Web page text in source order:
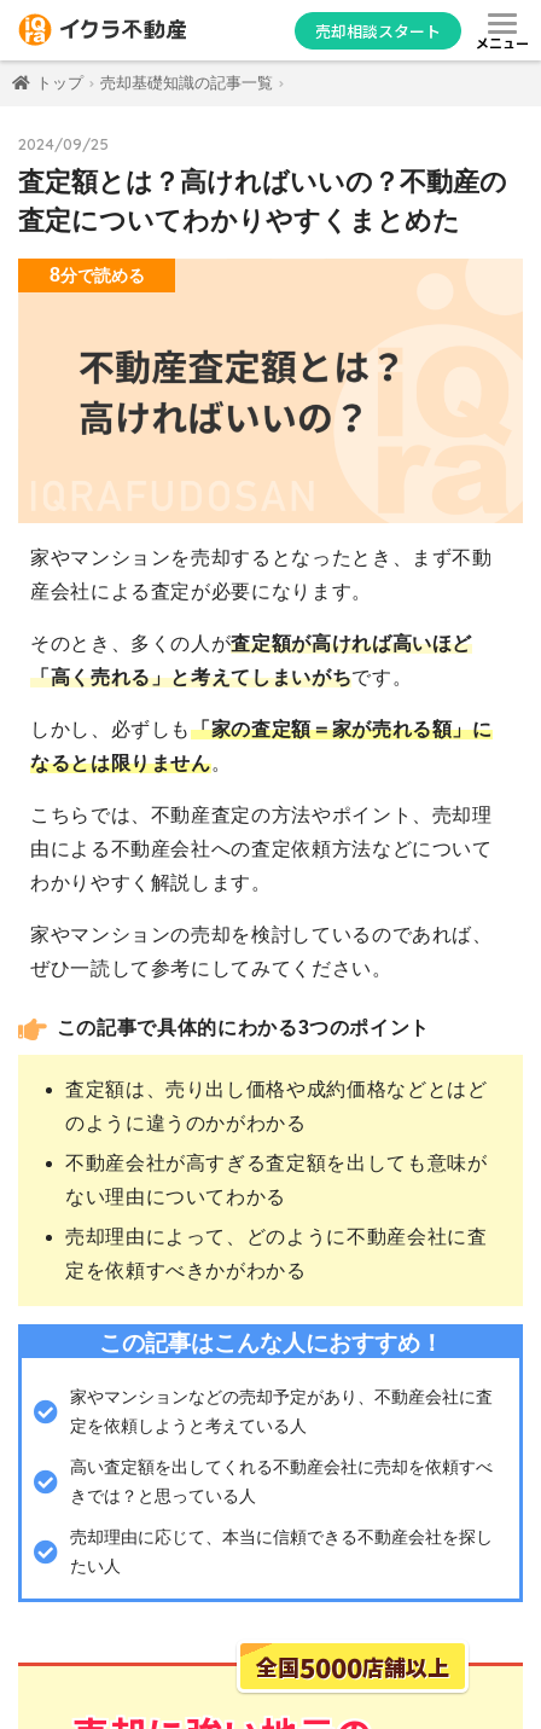
売却相談スタート
メニュー
トップ 売却基礎知識の記事一覧
2024/09/25
査定額とは？高ければいいの？不動産の
査定についてわかりやすくまとめた
8分で読める
家やマンションを売却するとなったとき、まず不動
産会社による査定が必要になります。
そのとき、多くの人が査定額が高ければ高いほど
「高く売れる」と考えてしまいがちです。
しかし、必ずしも「家の査定額＝家が売れる額」に
なるとは限りません。
こちらでは、不動産査定の方法やポイント、売却理
由による不動産会社への査定依頼方法などについて
わかりやすく解説します。
家やマンションの売却を検討しているのであれば、
ぜひ一読して参考にしてみてください。
この記事で具体的にわかる3つのポイント
査定額は、売り出し価格や成約価格などとはど
のように違うのかがわかる
不動産会社が高すぎる査定額を出しても意味が
ない理由についてわかる
売却理由によって、どのように不動産会社に査
定を依頼すべきかがわかる
この記事はこんな人におすすめ！
家やマンションなどの売却予定があり、不動産会社に査
定を依頼しようと考えている人
高い査定額を出してくれる不動産会社に売却を依頼すべ
きでは？と思っている人
売却理由に応じて、本当に信頼できる不動産会社を探し
たい人